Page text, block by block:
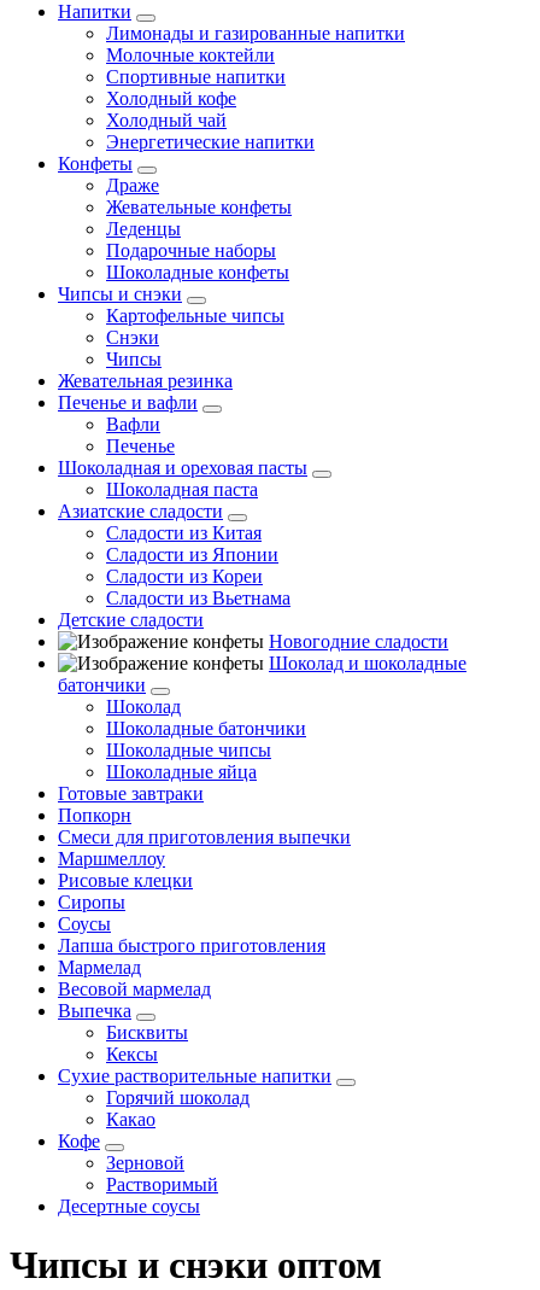
Напитки
Лимонады и газированные напитки
Молочные коктейли
Спортивные напитки
Холодный кофе
Холодный чай
Энергетические напитки
Конфеты
Драже
Жевательные конфеты
Леденцы
Подарочные наборы
Шоколадные конфеты
Чипсы и снэки
Картофельные чипсы
Снэки
Чипсы
Жевательная резинка
Печенье и вафли
Вафли
Печенье
Шоколадная и ореховая пасты
Шоколадная паста
Азиатские сладости
Сладости из Китая
Сладости из Японии
Сладости из Кореи
Сладости из Вьетнама
Детские сладости
Новогодние сладости
Шоколад и шоколадные
батончики
Шоколад
Шоколадные батончики
Шоколадные чипсы
Шоколадные яйца
Готовые завтраки
Попкорн
Смеси для приготовления выпечки
Маршмеллоу
Рисовые клецки
Сиропы
Соусы
Лапша быстрого приготовления
Мармелад
Весовой мармелад
Выпечка
Бисквиты
Кексы
Сухие растворительные напитки
Горячий шоколад
Какао
Кофе
Зерновой
Растворимый
Десертные соусы
Чипсы и снэки оптом